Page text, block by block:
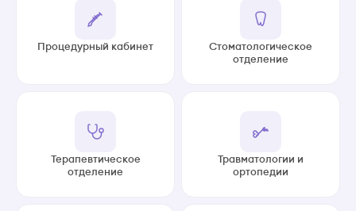
Процедурный кабинет
Стоматологическое
отделение
Терапевтическое
отделение
Травматологии и
ортопедии